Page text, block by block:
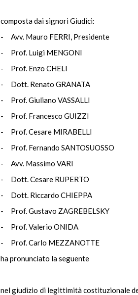
composta dai signori Giudici:
- Avv. Mauro FERRI, Presidente
- Prof. Luigi MENGONI
- Prof. Enzo CHELI
- Dott. Renato GRANATA
- Prof. Giuliano VASSALLI
- Prof. Francesco GUIZZI
- Prof. Cesare MIRABELLI
- Prof. Fernando SANTOSUOSSO
- Avv. Massimo VARI
- Dott. Cesare RUPERTO
- Dott. Riccardo CHIEPPA
- Prof. Gustavo ZAGREBELSKY
- Prof. Valerio ONIDA
- Prof. Carlo MEZZANOTTE
ha pronunciato la seguente
nel giudizio di legittimità costituzionale